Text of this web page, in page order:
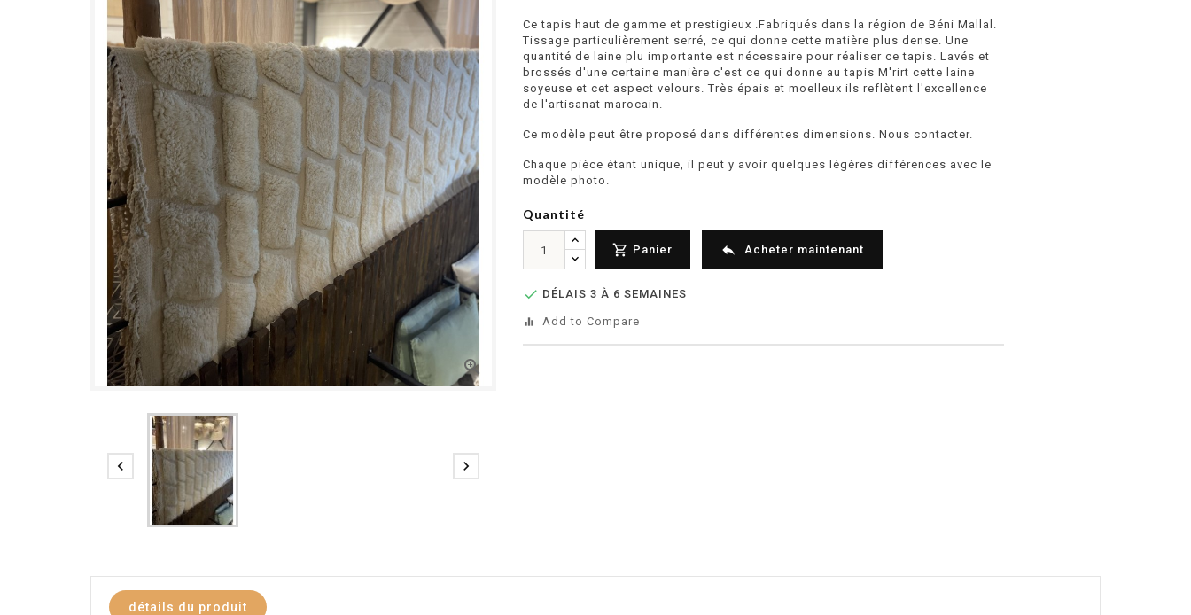

 
Ce tapis haut de gamme et prestigieux .Fabriqués dans la région de Béni Mallal.
Tissage particulièrement serré, ce qui donne cette matière plus dense. Une
quantité de laine plu importante est nécessaire pour réaliser ce tapis. Lavés et
brossés d'une certaine manière c'est ce qui donne au tapis M'rirt cette laine
soyeuse et cet aspect velours. Très épais et moelleux ils reflètent l'excellence
de l'artisanat marocain.
Ce modèle peut être proposé dans différentes dimensions. Nous contacter.
Chaque pièce étant unique, il peut y avoir quelques légères différences avec le
modèle photo.
Quantité
 Panier  Acheter maintenant
 DÉLAIS 3 À 6 SEMAINES
equalizer Add to Compare
détails du produit